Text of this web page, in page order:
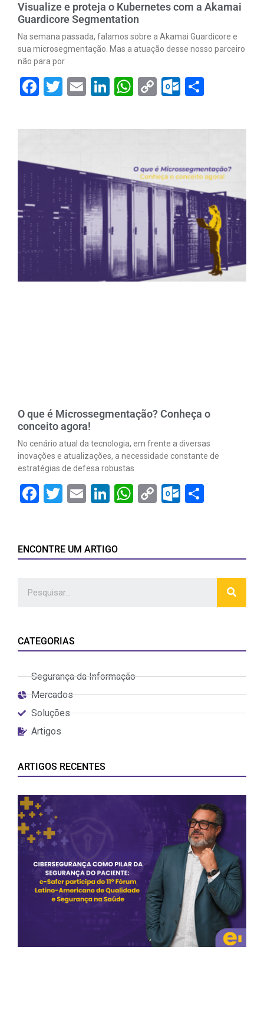
Visualize e proteja o Kubernetes com a Akamai
Guardicore Segmentation
Na semana passada, falamos sobre a Akamai Guardicore e
sua microsegmentação. Mas a atuação desse nosso parceiro
não para por
Facebook
Twitter
EmailLinkedIn
WhatsApp
Copy
O que é Microssegmentação? Conheça o
conceito agora!
No cenário atual da tecnologia, em frente a diversas
inovações e atualizações, a necessidade constante de
estratégias de defesa robustas
Facebook
Twitter
EmailLinkedIn
WhatsApp
Copy
ENCONTRE UM ARTIGO
CATEGORIAS
Segurança da Informação
Mercados
Soluções
Artigos
ARTIGOS RECENTES